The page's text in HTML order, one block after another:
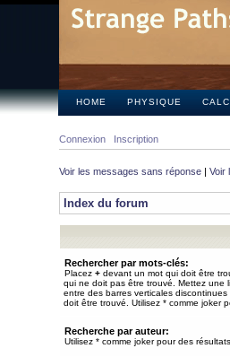
HOME PHYSIQUE
Connexion Inscription
Voir les messages sans réponse | Voir
Index du forum
Rechercher par mots-clés:
Placez + devant un mot qui doit être
qui ne doit pas être trouvé. Mettez une
entre des barres verticales
doit être trouvé. Utilisez * comme joker
Recherche par auteur:
Utilisez * comme joker pour des